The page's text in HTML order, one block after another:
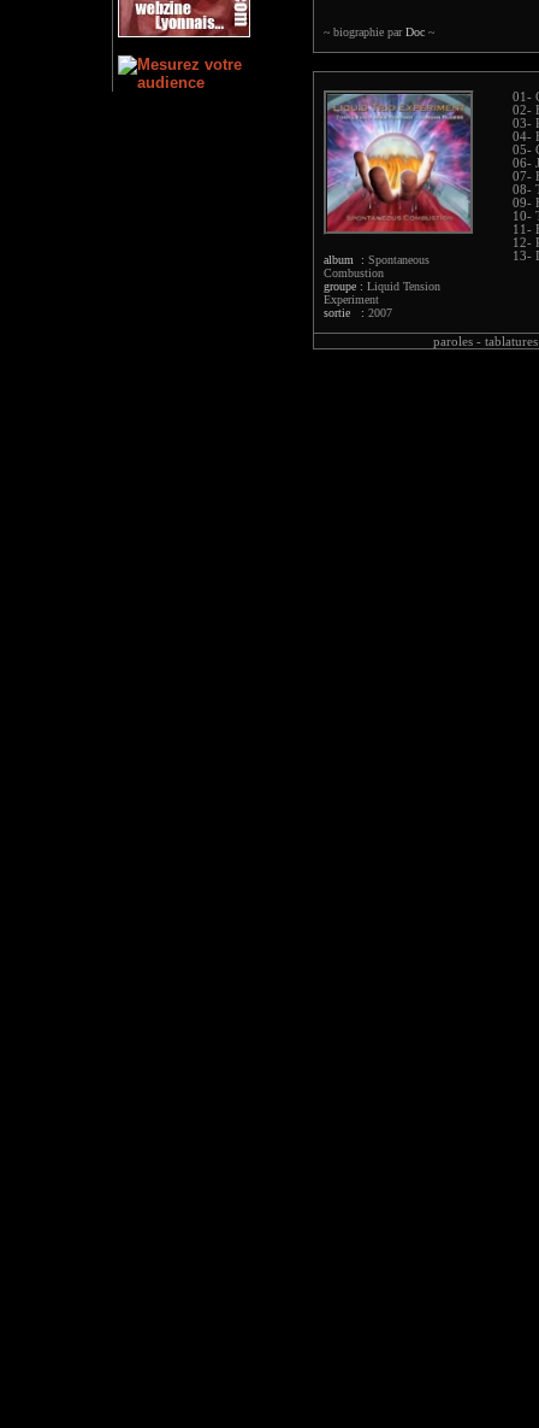
~ biographie parDoc ~
album : Spontaneous
Combustion
groupe : Liquid Tension
Experiment
sortie : 2007
01-
02-
03-
04-
05-
06-
07-
08-
09-
10-
11-
12-
13-
paroles -